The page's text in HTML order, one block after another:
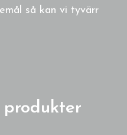
så kan vi tyvärr